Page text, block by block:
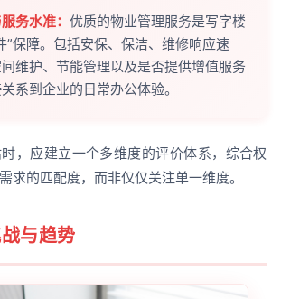
务水准： 优质的物业管理服务是写字楼
”保障。包括安保、保洁、维修响应速
维护、节能管理以及是否提供增值服务
系到企业的日常办公体验。
，应建立一个多维度的评价体系，综合权
求的匹配度，而非仅仅关注单一维度。
与趋势